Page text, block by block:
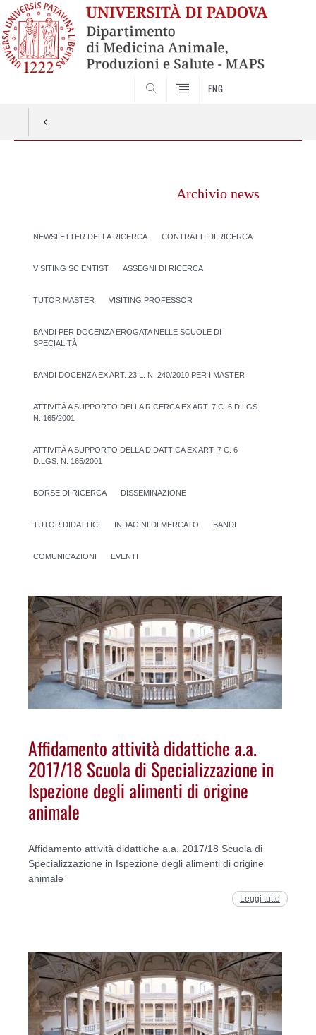
ENG
Archivio news
NEWSLETTER DELLA RICERCA CONTRATTI DI RICERCA
VISITING SCIENTIST ASSEGNI DI RICERCA
TUTOR MASTER VISITING PROFESSOR
BANDI PER DOCENZA EROGATA NELLE SCUOLE DI
SPECIALITÀ
BANDI DOCENZA EX ART. 23 L. N. 240/2010 PER I MASTER
ATTIVITÀ A SUPPORTO DELLA RICERCA EX ART. 7 C. 6 D.LGS.
N. 165/2001
ATTIVITÀ A SUPPORTO DELLA DIDATTICA EX ART. 7 C. 6
D.LGS. N. 165/2001
BORSE DI RICERCA DISSEMINAZIONE
TUTOR DIDATTICI INDAGINI DI MERCATO BANDI
COMUNICAZIONI EVENTI
Affidamento attività didattiche a.a.
2017/18 Scuola di Specializzazione in
Ispezione degli alimenti di origine
animale
Affidamento attività didattiche a.a. 2017/18 Scuola di
Specializzazione in Ispezione degli alimenti di origine
animale
Leggi tutto